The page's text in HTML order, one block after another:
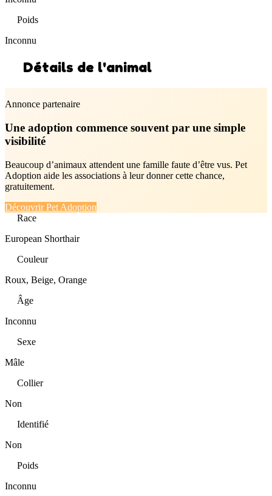
Poids
Inconnu
Détails de l'animal
Annonce partenaire
Une adoption commence souvent par une simple
visibilité
Beaucoup d’animaux attendent une famille faute d’être vus. Pet
Adoption aide les associations à leur donner cette chance,
gratuitement.
Découvrir Pet Adoption
Race
European Shorthair
Couleur
Roux, Beige, Orange
Âge
Inconnu
Sexe
Mâle
Collier
Non
Identifié
Non
Poids
Inconnu